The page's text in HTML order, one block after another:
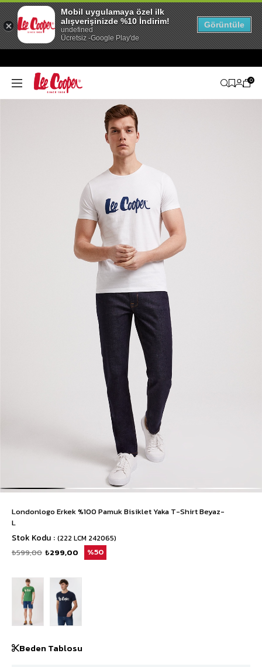
0
Londonlogo Erkek %100 Pamuk Bisiklet Yaka T-Shirt Beyaz-
L
Stok Kodu (222 LCM 242065)
₺599,00 ₺299,00 50
Beden Tablosu
Mobil uygulamaya özel ilk
alışverişinizde %10 İndirim!
undefined
Ücretsiz -Google Play'de
Görüntüle